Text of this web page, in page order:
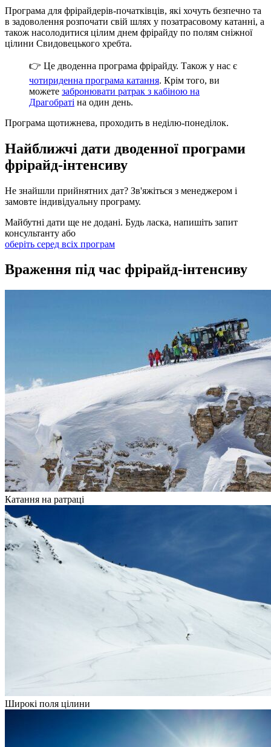
Програма для фрірайдерів-початківців, які хочуть безпечно та
в задоволення розпочати свій шлях у позатрасовому катанні, а
також насолодитися цілим днем фрірайду по полям сніжної
цілини Свидовецького хребта.
👉 Це дводенна програма фрірайду. Також у нас є
чотириденна програма катання. Крім того, ви
можете забронювати ратрак з кабіною на
Драгобраті на один день.
Програма щотижнева, проходить в неділю-понеділок.
Найближчі дати дводенної програми
фрірайд-інтенсиву
Не знайшли прийнятних дат? Зв'яжіться з менеджером і
замовте індивідуальну програму.
Майбутні дати ще не додані. Будь ласка, напишіть запит
консультанту або
оберіть серед всіх програм
Враження під час фрірайд-інтенсиву
Катання на ратраці
Широкі поля цілини